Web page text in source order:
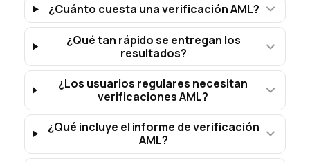
¿Cuánto cuesta una verificación AML?
¿Qué tan rápido se entregan los
resultados?
¿Los usuarios regulares necesitan
verificaciones AML?
¿Qué incluye el informe de verificación
AML?